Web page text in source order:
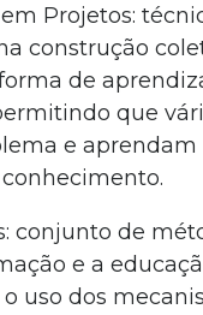
Projetos:
construção
de
que
e aprendam
de
e a
uso dos